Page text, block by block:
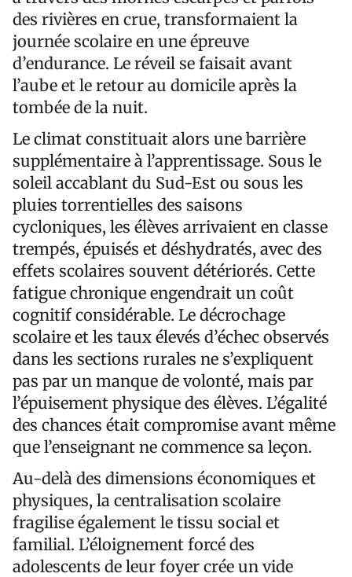
des rivières en crue, transformaient la
journée scolaire en une épreuve
d’endurance. Le réveil se faisait avant
l’aube et le retour au domicile après la
tombée de la nuit.
Le climat constituait alors une barrière
supplémentaire à l’apprentissage. Sous le
soleil accablant du Sud-Est ou sous les
pluies torrentielles des saisons
cycloniques, les élèves arrivaient en classe
trempés, épuisés et déshydratés, avec des
effets scolaires souvent détériorés. Cette
fatigue chronique engendrait un coût
cognitif considérable. Le décrochage
scolaire et les taux élevés d’échec observés
dans les sections rurales ne s’expliquent
pas par un manque de volonté, mais par
l’épuisement physique des élèves. L’égalité
des chances était compromise avant même
que l’enseignant ne commence sa leçon.
Au-delà des dimensions économiques et
physiques, la centralisation scolaire
fragilise également le tissu social et
familial. L’éloignement forcé des
adolescents de leur foyer crée un vide